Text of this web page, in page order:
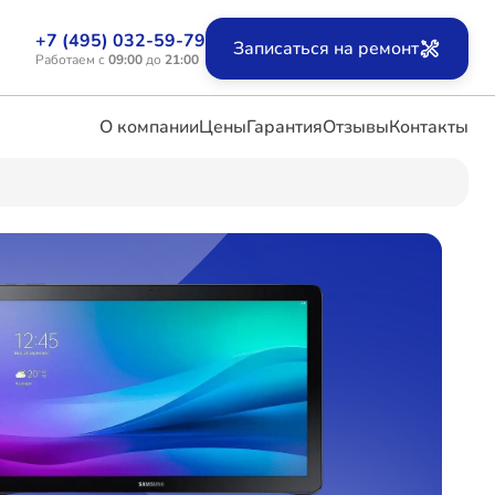
+7 (495) 032-59-79
Работаем с 09:00до 21:00 Записаться на ремонт
О компанииЦеныГарантияОтзывыКонтакты